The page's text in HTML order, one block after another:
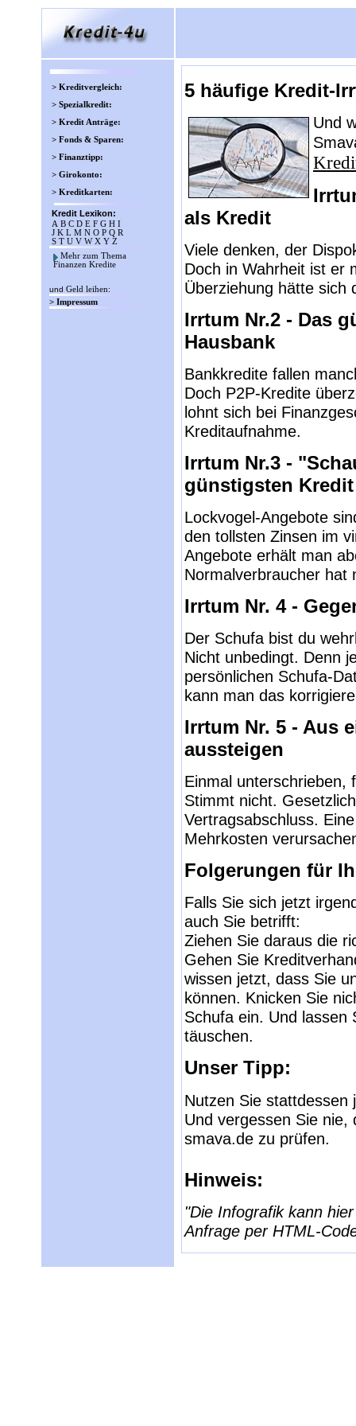
> Kreditvergleich:
> Spezialkredit:
> Kredit Anträge:
> Fonds & Sparen:
> Finanztipp:
> Girokonto:
> Kreditkarten:
Kredit Lexikon:
A B C D E F G H I
J K L M N O P Q R
S T U V WX Y Z
Mehr zum Thema
Finanzen Kredite
und Geld leihen:
> Impressum
5 häufige Kredit-
Und
als Kredit
Viele denken, der
Doch in Wahrheit ist er
Überziehung hätte sich
Irrtum Nr.2 - Das
Hausbank
Bankkredite fallen
Doch P2P-Kredite
lohnt sich bei
Kreditaufnahme.
Irrtum Nr.3 -
günstigsten Kredit
Lockvogel-Angebote
den tollsten Zinsen im
Angebote erhält man
Normalverbraucher hat
Irrtum Nr. 4 -
Der Schufa bist du
Nicht unbedingt. Denn
persönlichen Schufa-
kann man das
Irrtum Nr. 5 - Aus
aussteigen
Einmal unterschrieben,
Stimmt nicht.
Vertragsabschluss.
Mehrkosten
Folgerungen für
Falls Sie sich jetzt
auch Sie betrifft:
Ziehen Sie daraus die
Gehen Sie
wissen jetzt, dass Sie
können. Knicken Sie
Schufa ein. Und lassen
täuschen.
Unser Tipp:
Nutzen Sie stattdessen
Und vergessen Sie nie,
smava.de zu prüfen.
Hinweis:
"Die Infografik kann
Anfrage per HTML-